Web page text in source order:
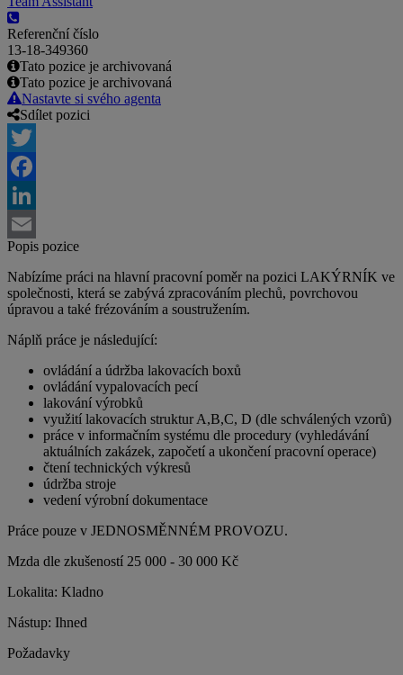
Referenční číslo
13-18-349360
Tato pozice je archivovaná
Tato pozice je archivovaná
Nastavte si svého agenta
Sdílet pozici
Twitter
Facebook
LinkedIn
Email
Popis pozice
Nabízíme práci na hlavní pracovní poměr na pozici LAKÝRNÍK ve
společnosti, která se zabývá zpracováním plechů, povrchovou
úpravou a také frézováním a soustružením.
Náplň práce je následující:
ovládání a údržba lakovacích boxů
ovládání vypalovacích pecí
lakování výrobků
využití lakovacích struktur A,B,C, D (dle schválených vzorů)
práce v informačním systému dle procedury (vyhledávání
aktuálních zakázek, započetí a ukončení pracovní operace)
čtení technických výkresů
údržba stroje
vedení výrobní dokumentace
Práce pouze v JEDNOSMĚNNÉM PROVOZU.
Mzda dle zkušeností 25 000 - 30 000 Kč
Lokalita: Kladno
Nástup: Ihned
Požadavky